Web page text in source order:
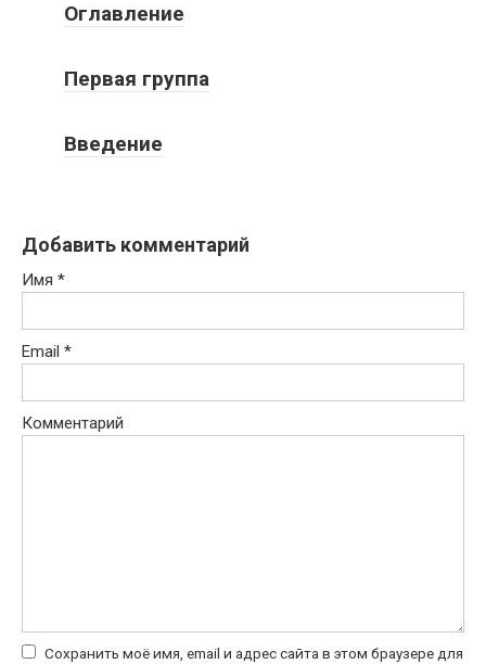
Оглавление
Первая группа
Введение
Добавить комментарий
Имя *
Email *
Комментарий
Сохранить моё имя, email и адрес сайта в этом браузере для